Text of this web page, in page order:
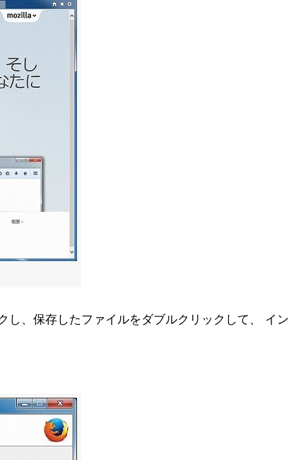
し、保存したファイルをダブルクリックして、 イン